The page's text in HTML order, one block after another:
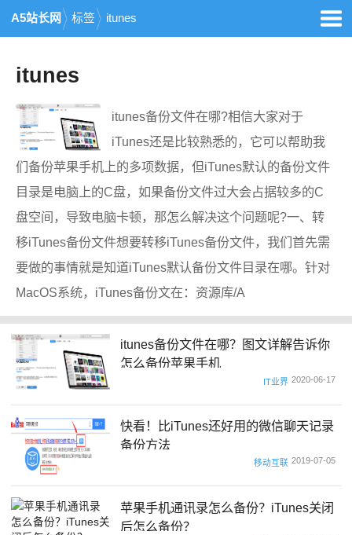
A5站长网 标签 itunes
itunes
itunes备份文件在哪?相信大家对于
iTunes还是比较熟悉的，它可以帮助我
们备份苹果手机上的多项数据，但iTunes默认的备份文件
目录是电脑上的C盘，如果备份文件过大会占据较多的C
盘空间，导致电脑卡顿，那怎么解决这个问题呢?一、转
移iTunes备份文件想要转移iTunes备份文件，我们首先需
要做的事情就是知道iTunes默认备份文件目录在哪。针对
MacOS系统，iTunes备份文在：资源库/A
itunes备份文件在哪？图文详解告诉你
怎么备份苹果手机
IT业界 2020-06-17
快看！比iTunes还好用的微信聊天记录
备份方法
移动互联 2019-07-05
苹果手机通讯录怎么备份？iTunes关闭
后怎么备份？